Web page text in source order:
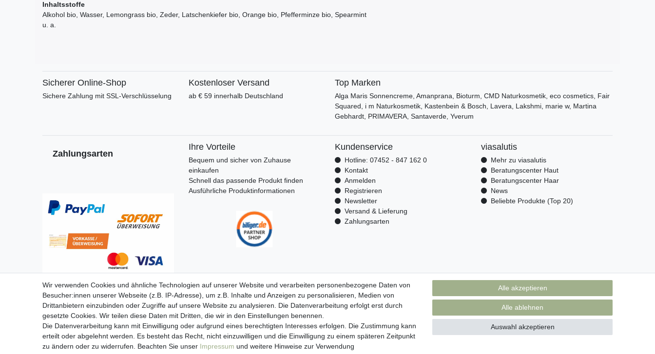
Inhaltsstoffe
Alkohol bio, Wasser, Lemongrass bio, Zeder, Latschenkiefer bio, Orange bio, Pfefferminze bio, Spearmint
u. a.
Sicherer Online-Shop
Sichere Zahlung mit SSL-Verschlüsselung
Kostenloser Versand
ab € 59 innerhalb Deutschland
Top Marken
Alga Maris Sonnencreme, Amanprana, Bioturm, CMD Naturkosmetik, eco cosmetics, Fair
Squared, i m Naturkosmetik, Kastenbein & Bosch, Lavera, Lakshmi, marie w, Martina
Gebhardt, PRIMAVERA, Santaverde, Yverum
Zahlungsarten
Ihre Vorteile
Bequem und sicher von Zuhause
einkaufen
Schnell das passende Produkt finden
Ausführliche Produktinformationen
Kundenservice
Hotline: 07452 - 847 162 0
Kontakt
Anmelden
Registrieren
Newsletter
Versand & Lieferung
Zahlungsarten
viasalutis
Mehr zu viasalutis
Beratungscenter Haut
Beratungscenter Haar
News
Beliebte Produkte (Top 20)
Wir verwenden Cookies und ähnliche Technologien auf unserer Website und verarbeiten personenbezogene Daten von
Besucher:innen unserer Webseite (z.B. IP-Adresse), um z.B. Inhalte und Anzeigen zu personalisieren, Medien von
Drittanbietern einzubinden oder Zugriffe auf unsere Website zu analysieren. Die Datenverarbeitung erfolgt erst durch
gesetzte Cookies. Wir teilen diese Daten mit Dritten, die wir in den Einstellungen benennen.
Die Datenverarbeitung kann mit Einwilligung oder aufgrund eines berechtigten Interesses erfolgen. Die Zustimmung kann
erteilt oder abgelehnt werden. Es besteht das Recht, nicht einzuwilligen und die Einwilligung zu einem späteren Zeitpunkt
zu ändern oder zu widerrufen. Beachten Sie unser Impressum und weitere Hinweise zur Verwendung
Alle akzeptieren
Alle ablehnen
Auswahl akzeptieren